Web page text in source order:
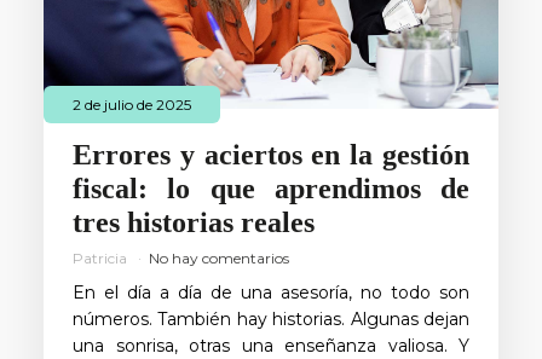
2 de julio de 2025
Errores y aciertos en la gestión
fiscal: lo que aprendimos de
tres historias reales
Patricia No hay comentarios
En el día a día de una asesoría, no todo son
números. También hay historias. Algunas dejan
una sonrisa, otras una enseñanza valiosa. Y